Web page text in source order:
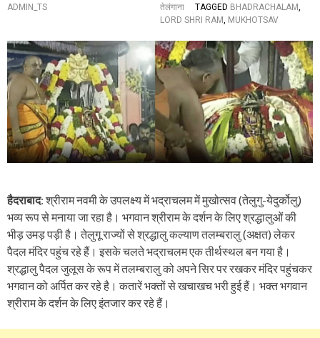
ADMIN_TS
तेलंगाना
TAGGED BHADRACHALAM,
LORD SHRI RAM, MUKHOTSAV
हैदराबाद: श्रीराम नवमी के उपलक्ष्य में भद्राचलम में मुखोत्सव (तेलुगु-येदुर्कोलु)
भव्य रूप से मनाया जा रहा है। भगवान श्रीराम के दर्शन के लिए श्रद्धालुओं की
भीड़ उमड़ पड़ी है। तेलुगू राज्यों से श्रद्धालु कल्याण तलम्बरालु (अक्षत) लेकर
पैदल मंदिर पहुंच रहे हैं। इसके चलते भद्राचलम एक तीर्थस्थल बन गया है।
श्रद्धालु पैदल जुलूस के रूप में तलम्बरालु को अपने सिर पर रखकर मंदिर पहुंचकर
भगवान को अर्पित कर रहे है। कतारें भक्तों से खचाखच भरी हुई हैं। भक्त भगवान
श्रीराम के दर्शन के लिए इंतजार कर रहे हैं।